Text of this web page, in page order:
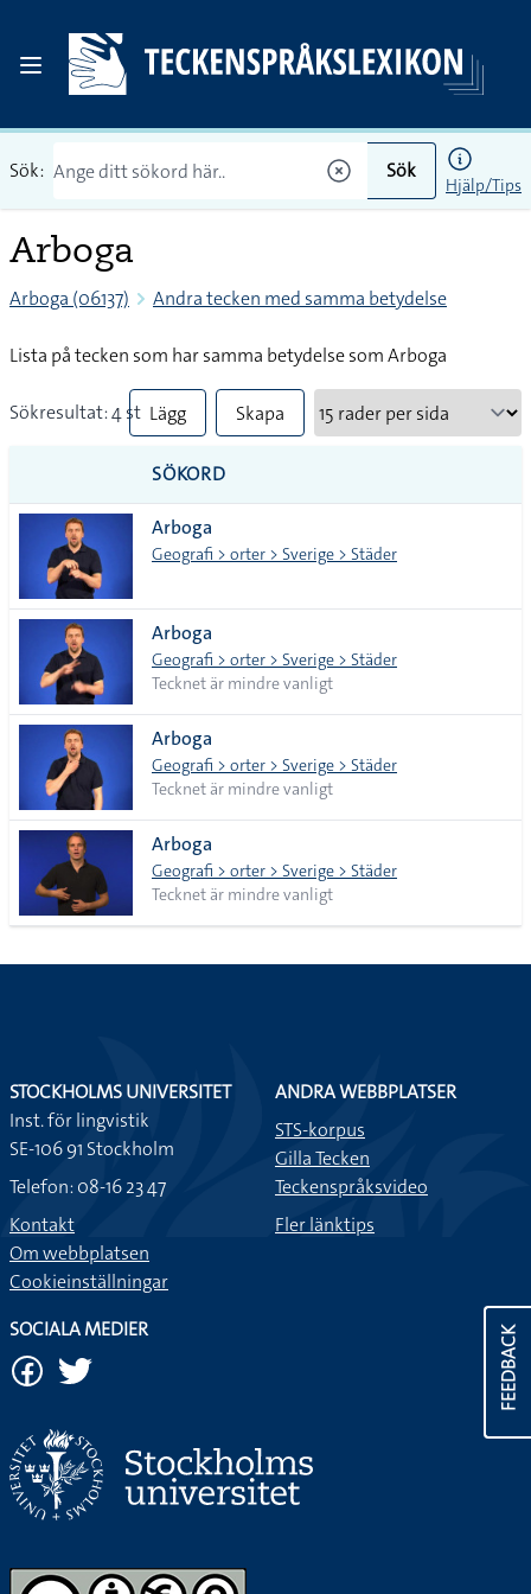
Sök: Sök
Hjälp/Tips
Arboga
Arboga (06137) Andra tecken med samma betydelse
Lista på tecken som har samma betydelse som Arboga
Sökresultat: 4 st Lägg
till
alla i
lista
Skapa
SÖKORD
Arboga
Geografi > orter > Sverige > Städer
Arboga
Geografi > orter > Sverige > Städer
Tecknet är mindre vanligt
Arboga
Geografi > orter > Sverige > Städer
Tecknet är mindre vanligt
Arboga
Geografi > orter > Sverige > Städer
Tecknet är mindre vanligt
FEEDBACK
STOCKHOLMS UNIVERSITET
Inst. för lingvistik
SE-106 91 Stockholm
Telefon: 08-16 23 47
Kontakt
Om webbplatsen
Cookieinställningar
ANDRA WEBBPLATSER
STS-korpus
Gilla Tecken
Teckenspråksvideo
Fler länktips
SOCIALA MEDIER